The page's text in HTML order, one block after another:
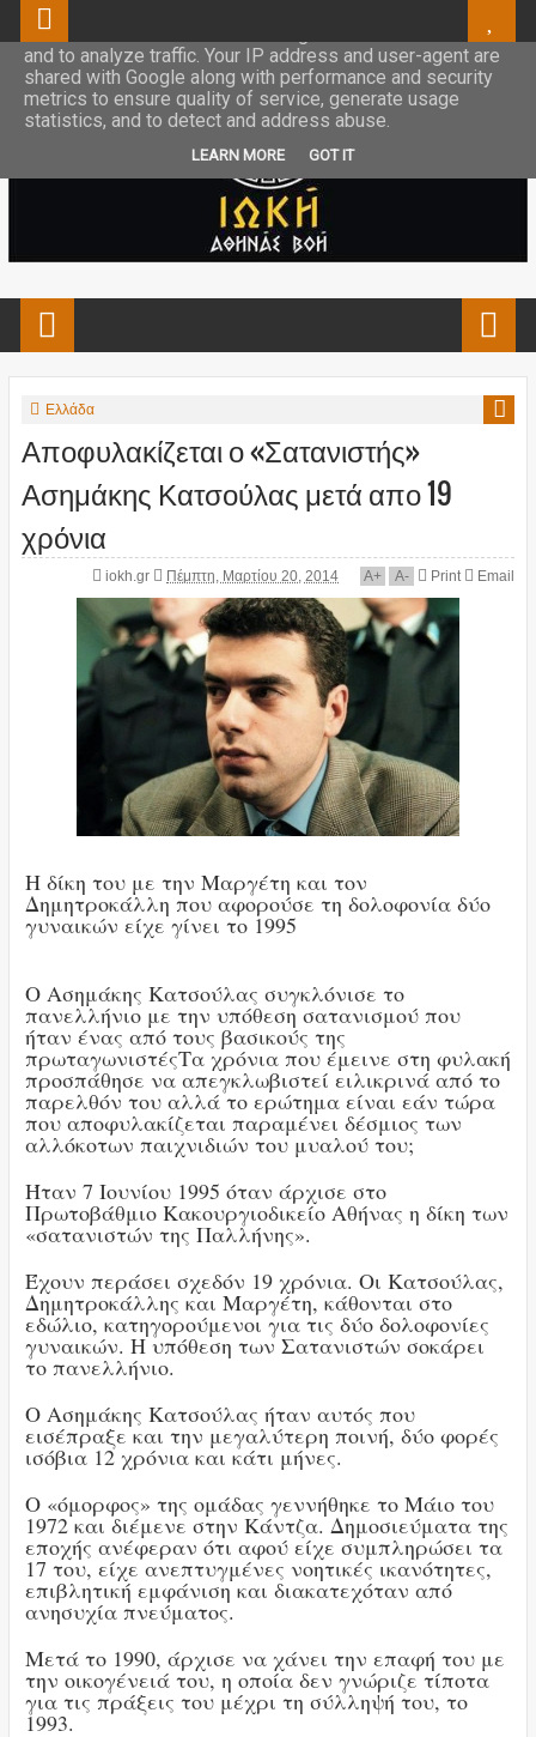
Ελλάδα
Αποφυλακίζεται ο «Σατανιστής»
Ασημάκης Κατσούλας μετά απο 19
χρόνια
iokh.gr Πέμπτη, Μαρτίου 20, 2014 A+ A- Print Email
Η δίκη του με την Μαργέτη και τον
Δημητροκάλλη που αφορούσε τη δολοφονία δύο
γυναικών είχε γίνει το 1995
Ο Ασημάκης Κατσούλας συγκλόνισε το
πανελλήνιο με την υπόθεση σατανισμού που
ήταν ένας από τους βασικούς της
πρωταγωνιστέςΤα χρόνια που έμεινε στη φυλακή
προσπάθησε να απεγκλωβιστεί ειλικρινά από το
παρελθόν του αλλά το ερώτημα είναι εάν τώρα
που αποφυλακίζεται παραμένει δέσμιος των
αλλόκοτων παιχνιδιών του μυαλού του;
Ήταν 7 Ιουνίου 1995 όταν άρχισε στο
Πρωτοβάθμιο Κακουργιοδικείο Αθήνας η δίκη των
«σατανιστών της Παλλήνης».
Έχουν περάσει σχεδόν 19 χρόνια. Οι Κατσούλας,
Δημητροκάλλης και Μαργέτη, κάθονται στο
εδώλιο, κατηγορούμενοι για τις δύο δολοφονίες
γυναικών. Η υπόθεση των Σατανιστών σοκάρει
το πανελλήνιο.
Ο Ασημάκης Κατσούλας ήταν αυτός που
εισέπραξε και την μεγαλύτερη ποινή, δύο φορές
ισόβια 12 χρόνια και κάτι μήνες.
Ο «όμορφος» της ομάδας γεννήθηκε το Μάιο του
1972 και διέμενε στην Κάντζα. Δημοσιεύματα της
εποχής ανέφεραν ότι αφού είχε συμπληρώσει τα
17 του, είχε ανεπτυγμένες νοητικές ικανότητες,
επιβλητική εμφάνιση και διακατεχόταν από
ανησυχία πνεύματος.
Μετά το 1990, άρχισε να χάνει την επαφή του με
την οικογένειά του, η οποία δεν γνώριζε τίποτα
για τις πράξεις του μέχρι τη σύλληψή του, το
1993.
This site uses cookies from Google to deliver its services
and to analyze traffic. Your IP address and user-agent are
shared with Google along with performance and security
metrics to ensure quality of service, generate usage
statistics, and to detect and address abuse.
LEARN MORE GOT IT